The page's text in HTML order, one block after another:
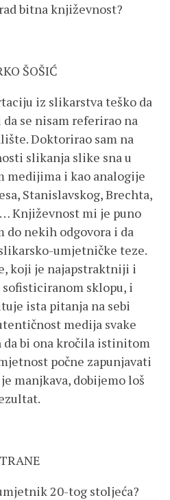
bitna književnost?
ŠOŠIĆ
iz slikarstva teško da
se nisam referirao na
Doktorirao sam na
slikanja slike sna u
medijima i kao analogije
Stanislavskog, Brechta,
Književnost mi je puno
do nekih odgovora i da
umjetničke teze.
koji je najapstraktniji i
sklopu, i
ista pitanja na sebi
medija svake
bi ona kročila istinitom
počne zapunjavati
manjkava, dobijemo loš
20-tog stoljeća?